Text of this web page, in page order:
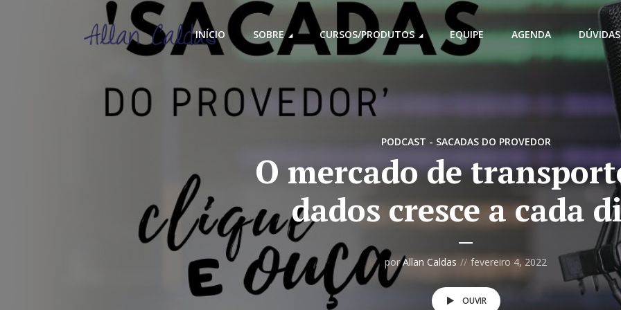
INÍCIO SOBRE CURSOS/PRODUTOS EQUIPE AGENDA DÚVIDAS
PODCAST - SACADAS DO PROVEDOR
O mercado de
dados cresce a cada
porAllan Caldas fevereiro 4, 2022
OUVIR